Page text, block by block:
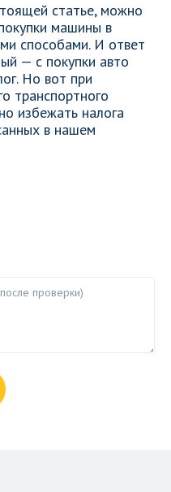
статье, можно
машины в
способами. И ответ
— с покупки авто
Но вот при
транспортного
избежать налога
в нашем